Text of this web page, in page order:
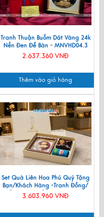
Tranh Thuận Buồm Dát Vàng 24k
Nền Đen Để Bàn - MNVHD04.3
2.637.360 VNĐ
Thêm vào giỏ hàng
Set Quà Liên Hoa Phú Quý Tặng
Bạn/Khách Hàng -Tranh Đồng/
Đế Lót Ly & Cắm Bút CBQT006
3.603.960 VNĐ